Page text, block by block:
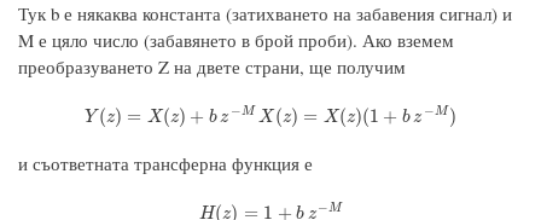
Тук b е някаква константа (затихването на забавения сигнал) и
M е цяло число (забавянето в брой проби). Ако вземем
преобразуването Z на двете страни, ще получим
Y (z) = X(z) + bz − M X(z) = X(z)(1 + bz − M )
Y (z)=X (z) +bz−MX(z)= X z)(1+bz −M)
и съответната трансферна функция е
H(z) = 1 + b z− M
H( z)= 1+bz−M